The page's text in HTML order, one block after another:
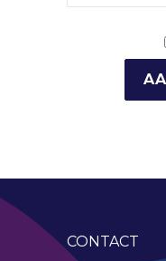
CONTACT